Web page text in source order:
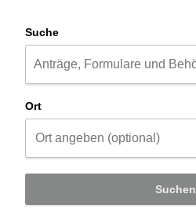
Suche
Ort
Suchen